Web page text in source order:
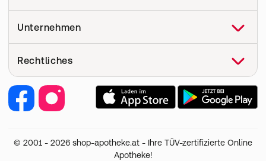
Hilfe
Pharmakovigilanz
Unternehmen
Corporate Website
Jobs & Karriere
Rechtliches
Nutzung und Haftung
© 2001 - 2026 shop-apotheke.at - Ihre TÜV-zertifizierte Online
Apotheke!